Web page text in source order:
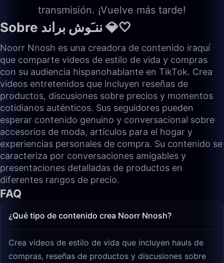
transmisión. ¡Vuelve más tarde!
Sobre ننـَوش براند 💎🤍
Noorr Nnosh es una creadora de contenido iraquí
que comparte videos de estilo de vida y compras
con su audiencia hispanohablante en TikTok. Crea
videos entretenidos que incluyen reseñas de
productos, discusiones sobre precios y momentos
cotidianos auténticos. Sus seguidores pueden
esperar contenido genuino y conversacional sobre
accesorios de moda, artículos para el hogar y
experiencias personales de compra. Su contenido se
caracteriza por conversaciones amigables y
presentaciones detalladas de productos en
diferentes rangos de precio.
FAQ
¿Qué tipo de contenido crea Noorr Nnosh?
Crea videos de estilo de vida que incluyen hauls de
compras, reseñas de productos y discusiones sobre